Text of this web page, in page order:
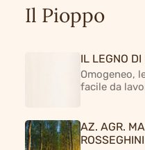
Il Pioppo
IL LEGNO DI
Omogeneo,
facile da
AZ. AGR.
ROSSEGHINI